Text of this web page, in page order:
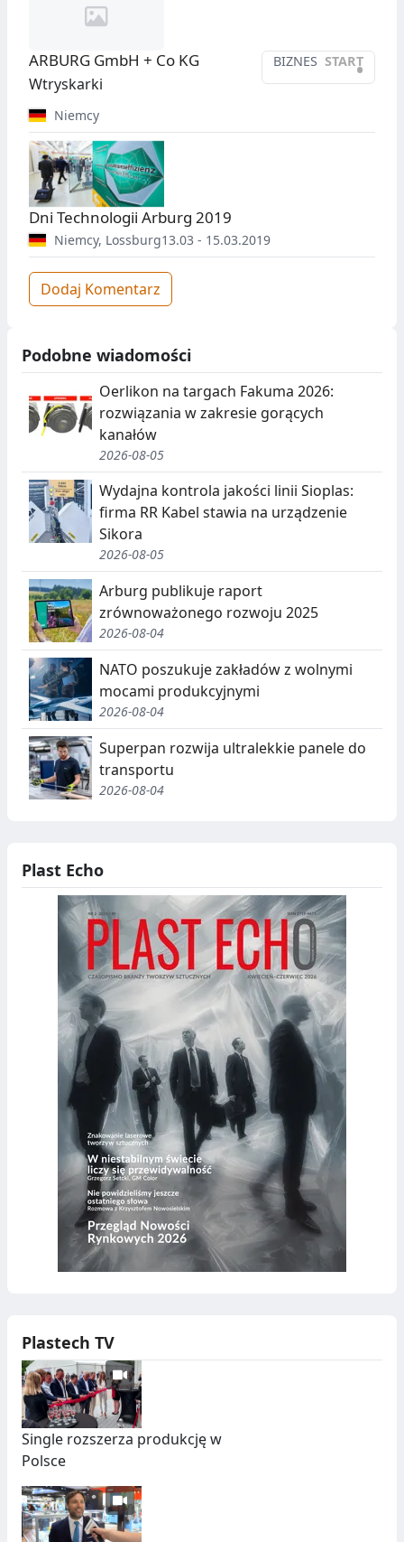
BIZNES START
•
ARBURG GmbH + Co KG
Wtryskarki
Niemcy
Dni Technologii Arburg 2019
Niemcy, Lossburg13.03 - 15.03.2019
Dodaj Komentarz
Podobne wiadomości
Oerlikon na targach Fakuma 2026:
rozwiązania w zakresie gorących
kanałów
2026-08-05
Wydajna kontrola jakości linii Sioplas:
firma RR Kabel stawia na urządzenie
Sikora
2026-08-05
Arburg publikuje raport
zrównoważonego rozwoju 2025
2026-08-04
NATO poszukuje zakładów z wolnymi
mocami produkcyjnymi
2026-08-04
Superpan rozwija ultralekkie panele do
transportu
2026-08-04
Plast Echo
Plastech TV
Single rozszerza produkcję w
Polsce